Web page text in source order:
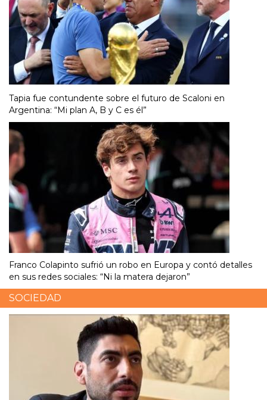
Tapia fue contundente sobre el futuro de Scaloni en
Argentina: “Mi plan A, B y C es él”
Franco Colapinto sufrió un robo en Europa y contó detalles
en sus redes sociales: “Ni la matera dejaron”
SOCIEDAD